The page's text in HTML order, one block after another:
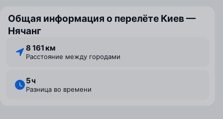
Общая информация о перелёте Киев —
Нячанг
8 161 км
Расстояние между городами
5 ⁠ч
Разница во времени